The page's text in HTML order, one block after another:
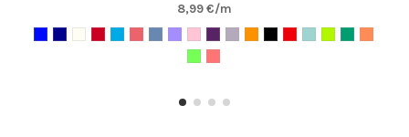
8,99 €/m